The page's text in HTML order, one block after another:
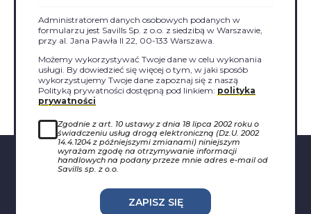
Administratorem danych osobowych podanych w
formularzu jest Savills Sp. z o.o. z siedzibą w Warszawie,
przy al. Jana Pawła II 22, 00-133 Warszawa.
Możemy wykorzystywać Twoje dane w celu wykonania
usługi. By dowiedzieć się więcej o tym, w jaki sposób
wykorzystujemy Twoje dane zapoznaj się z naszą
Polityką prywatności dostępną pod linkiem: polityka
prywatności
Zgodnie z art. 10 ustawy z dnia 18 lipca 2002 roku o
świadczeniu usług drogą elektroniczną (Dz.U. 2002
14.4.1204 z późniejszymi zmianami) niniejszym
wyrażam zgodę na otrzymywanie informacji
handlowych na podany przeze mnie adres e-mail od
Savills sp. z o.o.
ZAPISZ SIĘ